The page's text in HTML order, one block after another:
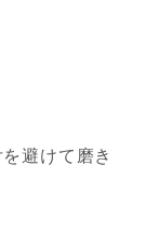
避けて磨き